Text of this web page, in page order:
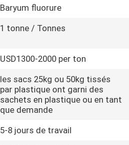
Baryum fluorure
1 tonne / Tonnes
USD1300-2000 per ton
les sacs 25kg ou 50kg tissés
par plastique ont garni des
sachets en plastique ou en tant
que demande
5-8 jours de travail